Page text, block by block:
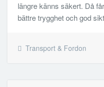
längre känns säkert. Då
bättre trygghet och god
Transport & Fordon